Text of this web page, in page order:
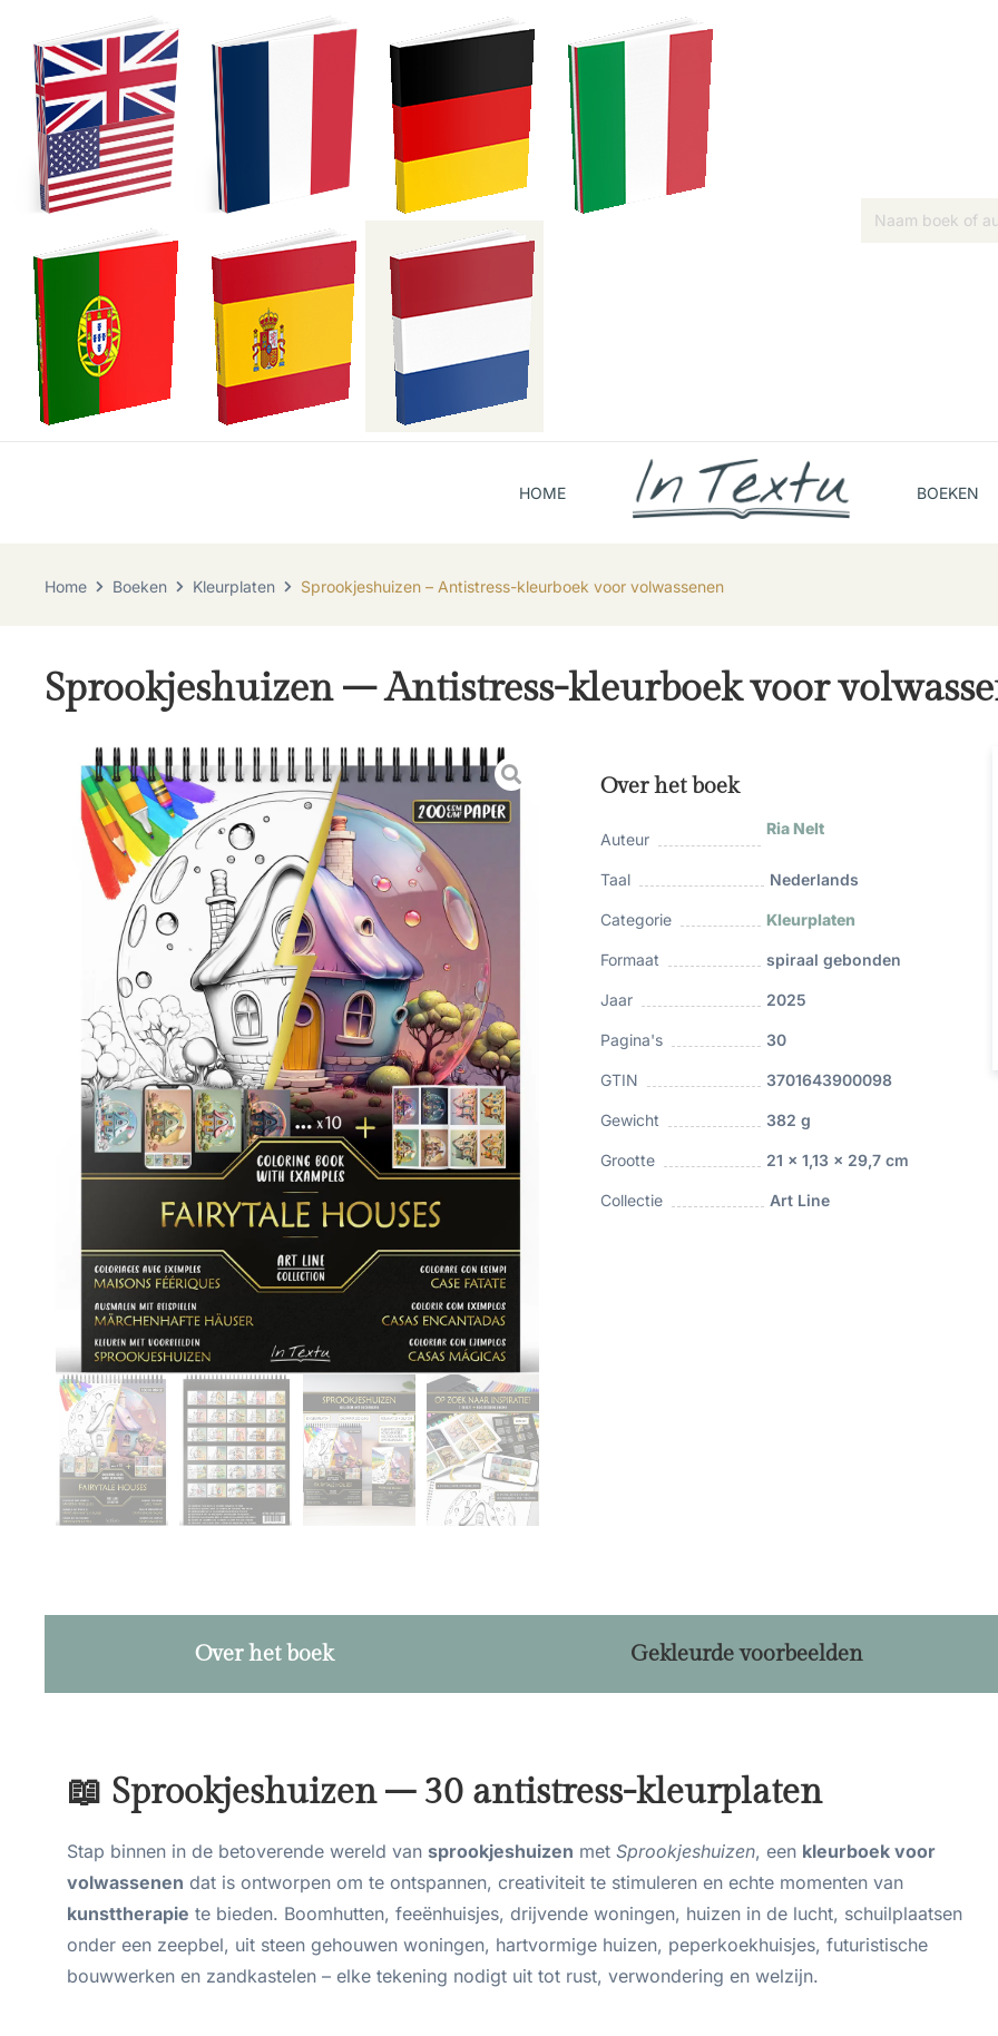
HOME BOEKEN
Home Boeken Kleurplaten Sprookjeshuizen – Antistress-kleurboek voor volwassenen
Sprookjeshuizen – Antistress-kleurboek voor
Over het boek
Auteur
Ria Nelt
Taal Nederlands
Categorie Kleurplaten
Formaat spiraal gebonden
Jaar 2025
Pagina's 30
GTIN 3701643900098
Gewicht 382 g
Grootte 21 x 1,13 x 29,7 cm
Collectie Art Line
Over het boek Gekleurde voorbeelden
📖 Sprookjeshuizen – 30 antistress-kleurplaten
Stap binnen in de betoverende wereld van sprookjeshuizen met Sprookjeshuizen, een kleurboek voor
volwassenen dat is ontworpen om te ontspannen, creativiteit te stimuleren en echte momenten van
kunsttherapie te bieden. Boomhutten, feeënhuisjes, drijvende woningen, huizen in de lucht, schuilplaatsen
onder een zeepbel, uit steen gehouwen woningen, hartvormige huizen, peperkoekhuisjes, futuristische
bouwwerken en zandkastelen – elke tekening nodigt uit tot rust, verwondering en welzijn.